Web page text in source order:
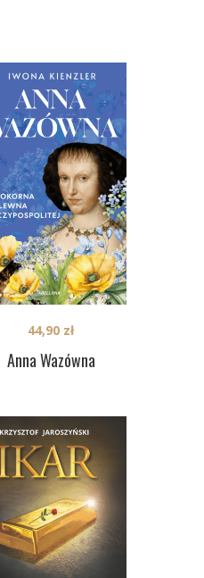
Anna Wazówna
44,90 zł